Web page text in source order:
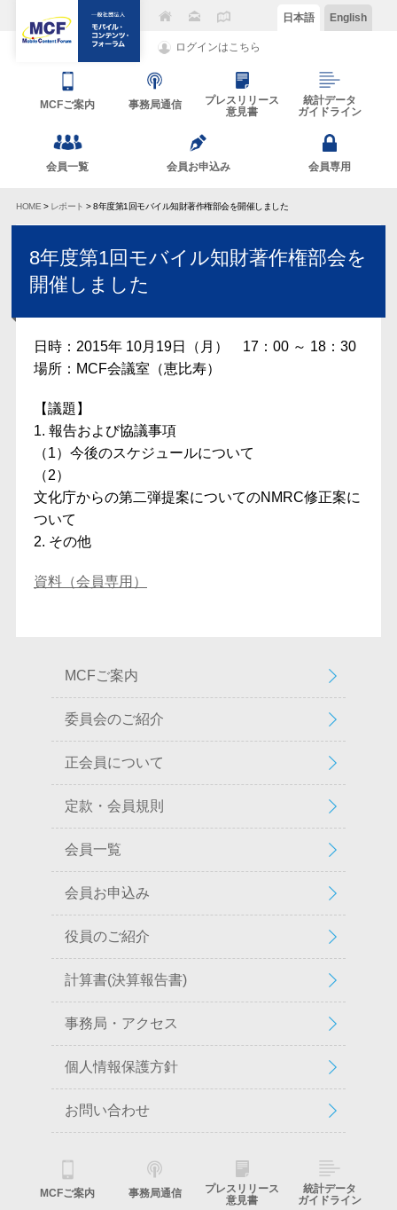
ログインはこちら
日本語 English
MCFご案内 事務局通信
プレスリリース
意見書
統計データ
ガイドライン
会員一覧 会員お申込み 会員専用
HOME > レポート > 8年度第1回モバイル知財著作権部会を開催しました
8年度第1回モバイル知財著作権部会を
開催しました
日時：2015年 10月19日（月） 17：00 ～ 18：30
場所：MCF会議室（恵比寿）
【議題】
1. 報告および協議事項
（1）今後のスケジュールについて
（2）
文化庁からの第二弾提案についてのNMRC修正案に
ついて
2. その他
資料（会員専用）
MCFご案内
委員会のご紹介
正会員について
定款・会員規則
会員一覧
会員お申込み
役員のご紹介
計算書(決算報告書)
事務局・アクセス
個人情報保護方針
お問い合わせ
MCFご案内 事務局通信
プレスリリース
意見書
統計データ
ガイドライン